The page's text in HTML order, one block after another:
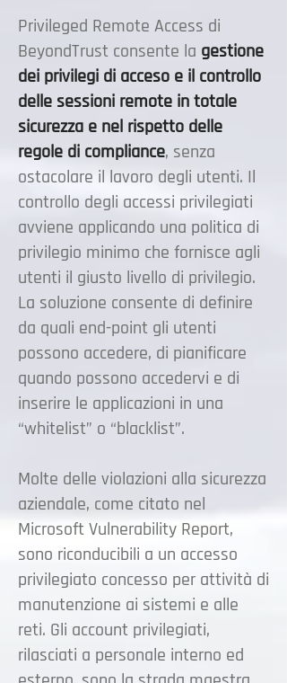
Privileged Remote Access di
BeyondTrust consente la gestione
dei privilegi di acceso e il controllo
delle sessioni remote in totale
sicurezza e nel rispetto delle
regole di compliance, senza
ostacolare il lavoro degli utenti. Il
controllo degli accessi privilegiati
avviene applicando una politica di
privilegio minimo che fornisce agli
utenti il ​​giusto livello di privilegio.
La soluzione consente di definire
da quali end-point gli utenti
possono accedere, di pianificare
quando possono accedervi e di
inserire le applicazioni in una
“whitelist” o “blacklist”.
Molte delle violazioni alla sicurezza
aziendale, come citato nel
Microsoft Vulnerability Report,
sono riconducibili a un accesso
privilegiato concesso per attività di
manutenzione ai sistemi e alle
reti. Gli account privilegiati,
rilasciati a personale interno ed